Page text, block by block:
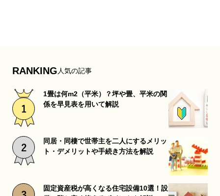
RANKING 人気の記事
1畳は何m2（平米）？坪や畳、平米の関
係を早見表を用いて解説
同居・同棲で世帯主を二人にするメリッ
ト・デメリットや手続き方法を解説
固定資産税が高くなる住宅設備10選！設